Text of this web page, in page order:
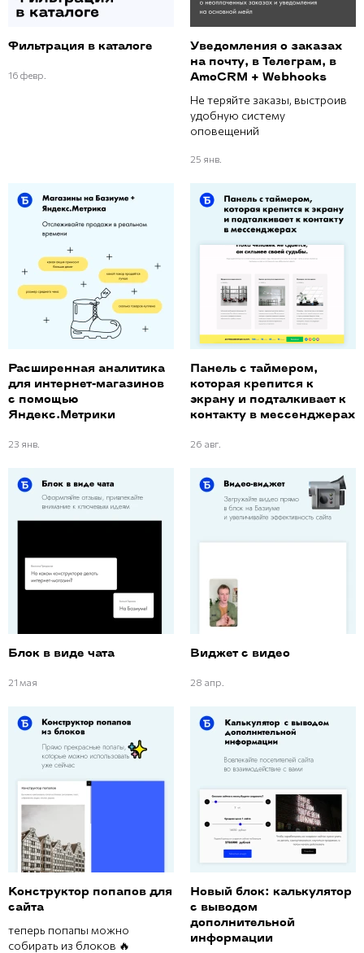
Фильтрация в каталоге
16 февр.
Уведомления о заказах
на почту, в Телеграм, в
AmoCRM + Webhooks
Не теряйте заказы, выстроив
удобную систему
оповещений
25 янв.
Расширенная аналитика
для интернет-магазинов
с помощью
Яндекс.Метрики
23 янв.
Панель с таймером,
которая крепится к
экрану и подталкивает к
контакту в мессенджерах
26 авг.
Блок в виде чата
21 мая
Виджет с видео
28 апр.
Конструктор попапов для
сайта
теперь попапы можно
собирать из блоков 🔥
Новый блок: калькулятор
с выводом
дополнительной
информации